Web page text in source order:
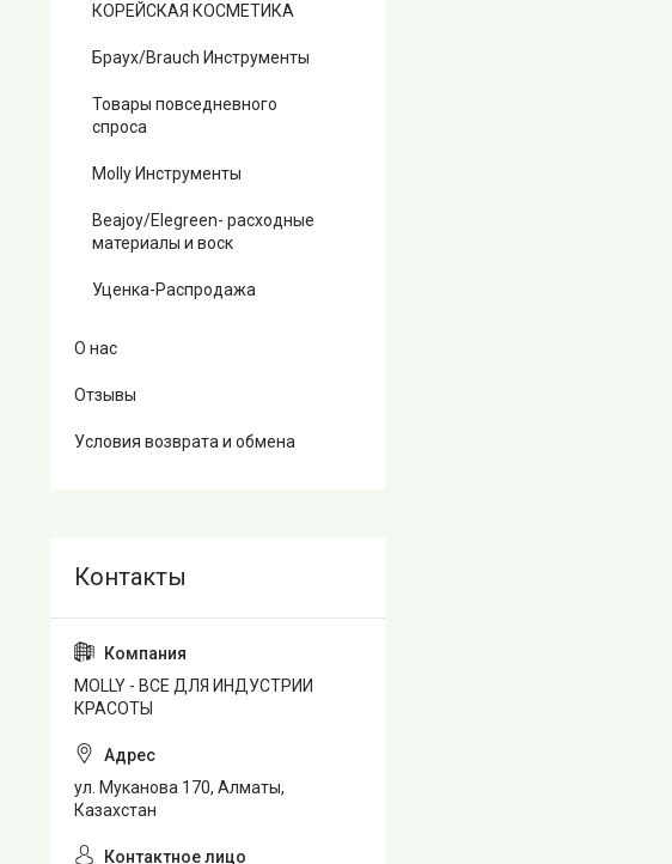
КОРЕЙСКАЯ КОСМЕТИКА
Браух/Brauch Инструменты
Товары повседневного
спроса
Molly Инструменты
Beajoy/Elegreen- расходные
материалы и воск
Уценка-Распродажа
О нас
Отзывы
Условия возврата и обмена
MOLLY - ВСЕ ДЛЯ ИНДУСТРИИ
КРАСОТЫ
ул. Муканова 170, Алматы,
Казахстан